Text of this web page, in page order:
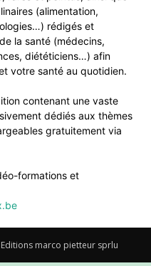
(alimentation,
rédigés et
la santé (médecins,
diététiciens…) afin
votre santé au quotidien.
contenant une vaste
dédiés aux thèmes
gratuitement via
formations et
marco pietteur sprlu